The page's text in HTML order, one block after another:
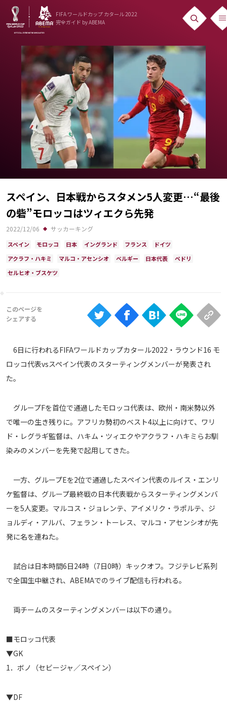
FIFA ワールドカップ カタール 2022
完全ガイド by ABEMA
ニュース
News
出場国
Teams
日本代表
Team Japan
日程・結果
Schedule
ランキング
Ranking
大会について
About
視聴方法
ABEMAの視聴について
Android
TV
運営会社
スペイン、日本戦からスタメン5人変更…“最後
の砦”モロッコはツィエクら先発
2022/12/06 サッカーキング
スペイン モロッコ 日本 イングランド フランス
ドイツ
アクラフ・ハキミ
マルコ・アセンシオ ベルギー 日本代表
ペドリ
セルヒオ・ブスケツ
6日に行われるFIFAワールドカップカタール2022・ラウンド16 モ
ロッコ代表vsスペイン代表のスターティングメンバーが発表され
た。
グループFを首位で通過したモロッコ代表は、欧州・南米勢以外
で唯一の生き残りに。アフリカ勢初のベスト4以上に向けて、ワリ
ド・レグラギ監督は、ハキム・ツィエクやアクラフ・ハキミらお馴
染みのメンバーを先発で起用してきた。
一方、グループEを2位で通過したスペイン代表のルイス・エンリ
ケ監督は、グループ最終戦の日本代表戦からスターティングメンバ
ーを5人変更。マルコス・ジョレンテ、アイメリク・ラポルテ、ジ
ョルディ・アルバ、フェラン・トーレス、マルコ・アセンシオが先
発に名を連ねた。
試合は日本時間6日24時（7日0時）キックオフ。フジテレビ系列
で全国生中継され、ABEMAでのライブ配信も行われる。
両チームのスターティングメンバーは以下の通り。
■モロッコ代表
▼GK
1．ボノ（セビージャ／スペイン）
▼DF